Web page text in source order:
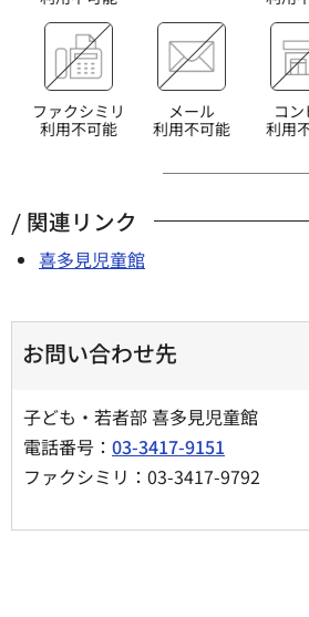
ファクシミリ
利用不可能
メール
利用不可能
コ
利用
関連リンク
喜多見児童館
お問い合わせ先
子ども・若者部 喜多見児童館
電話番号： 03-3417-9151
ファクシミリ：03-3417-9792